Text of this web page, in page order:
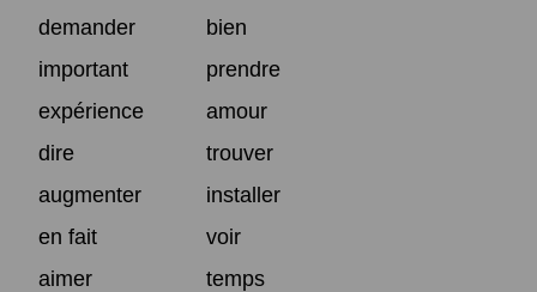
demander
bien
important
prendre
expérience
amour
dire
trouver
augmenter
installer
en fait
voir
aimer
temps